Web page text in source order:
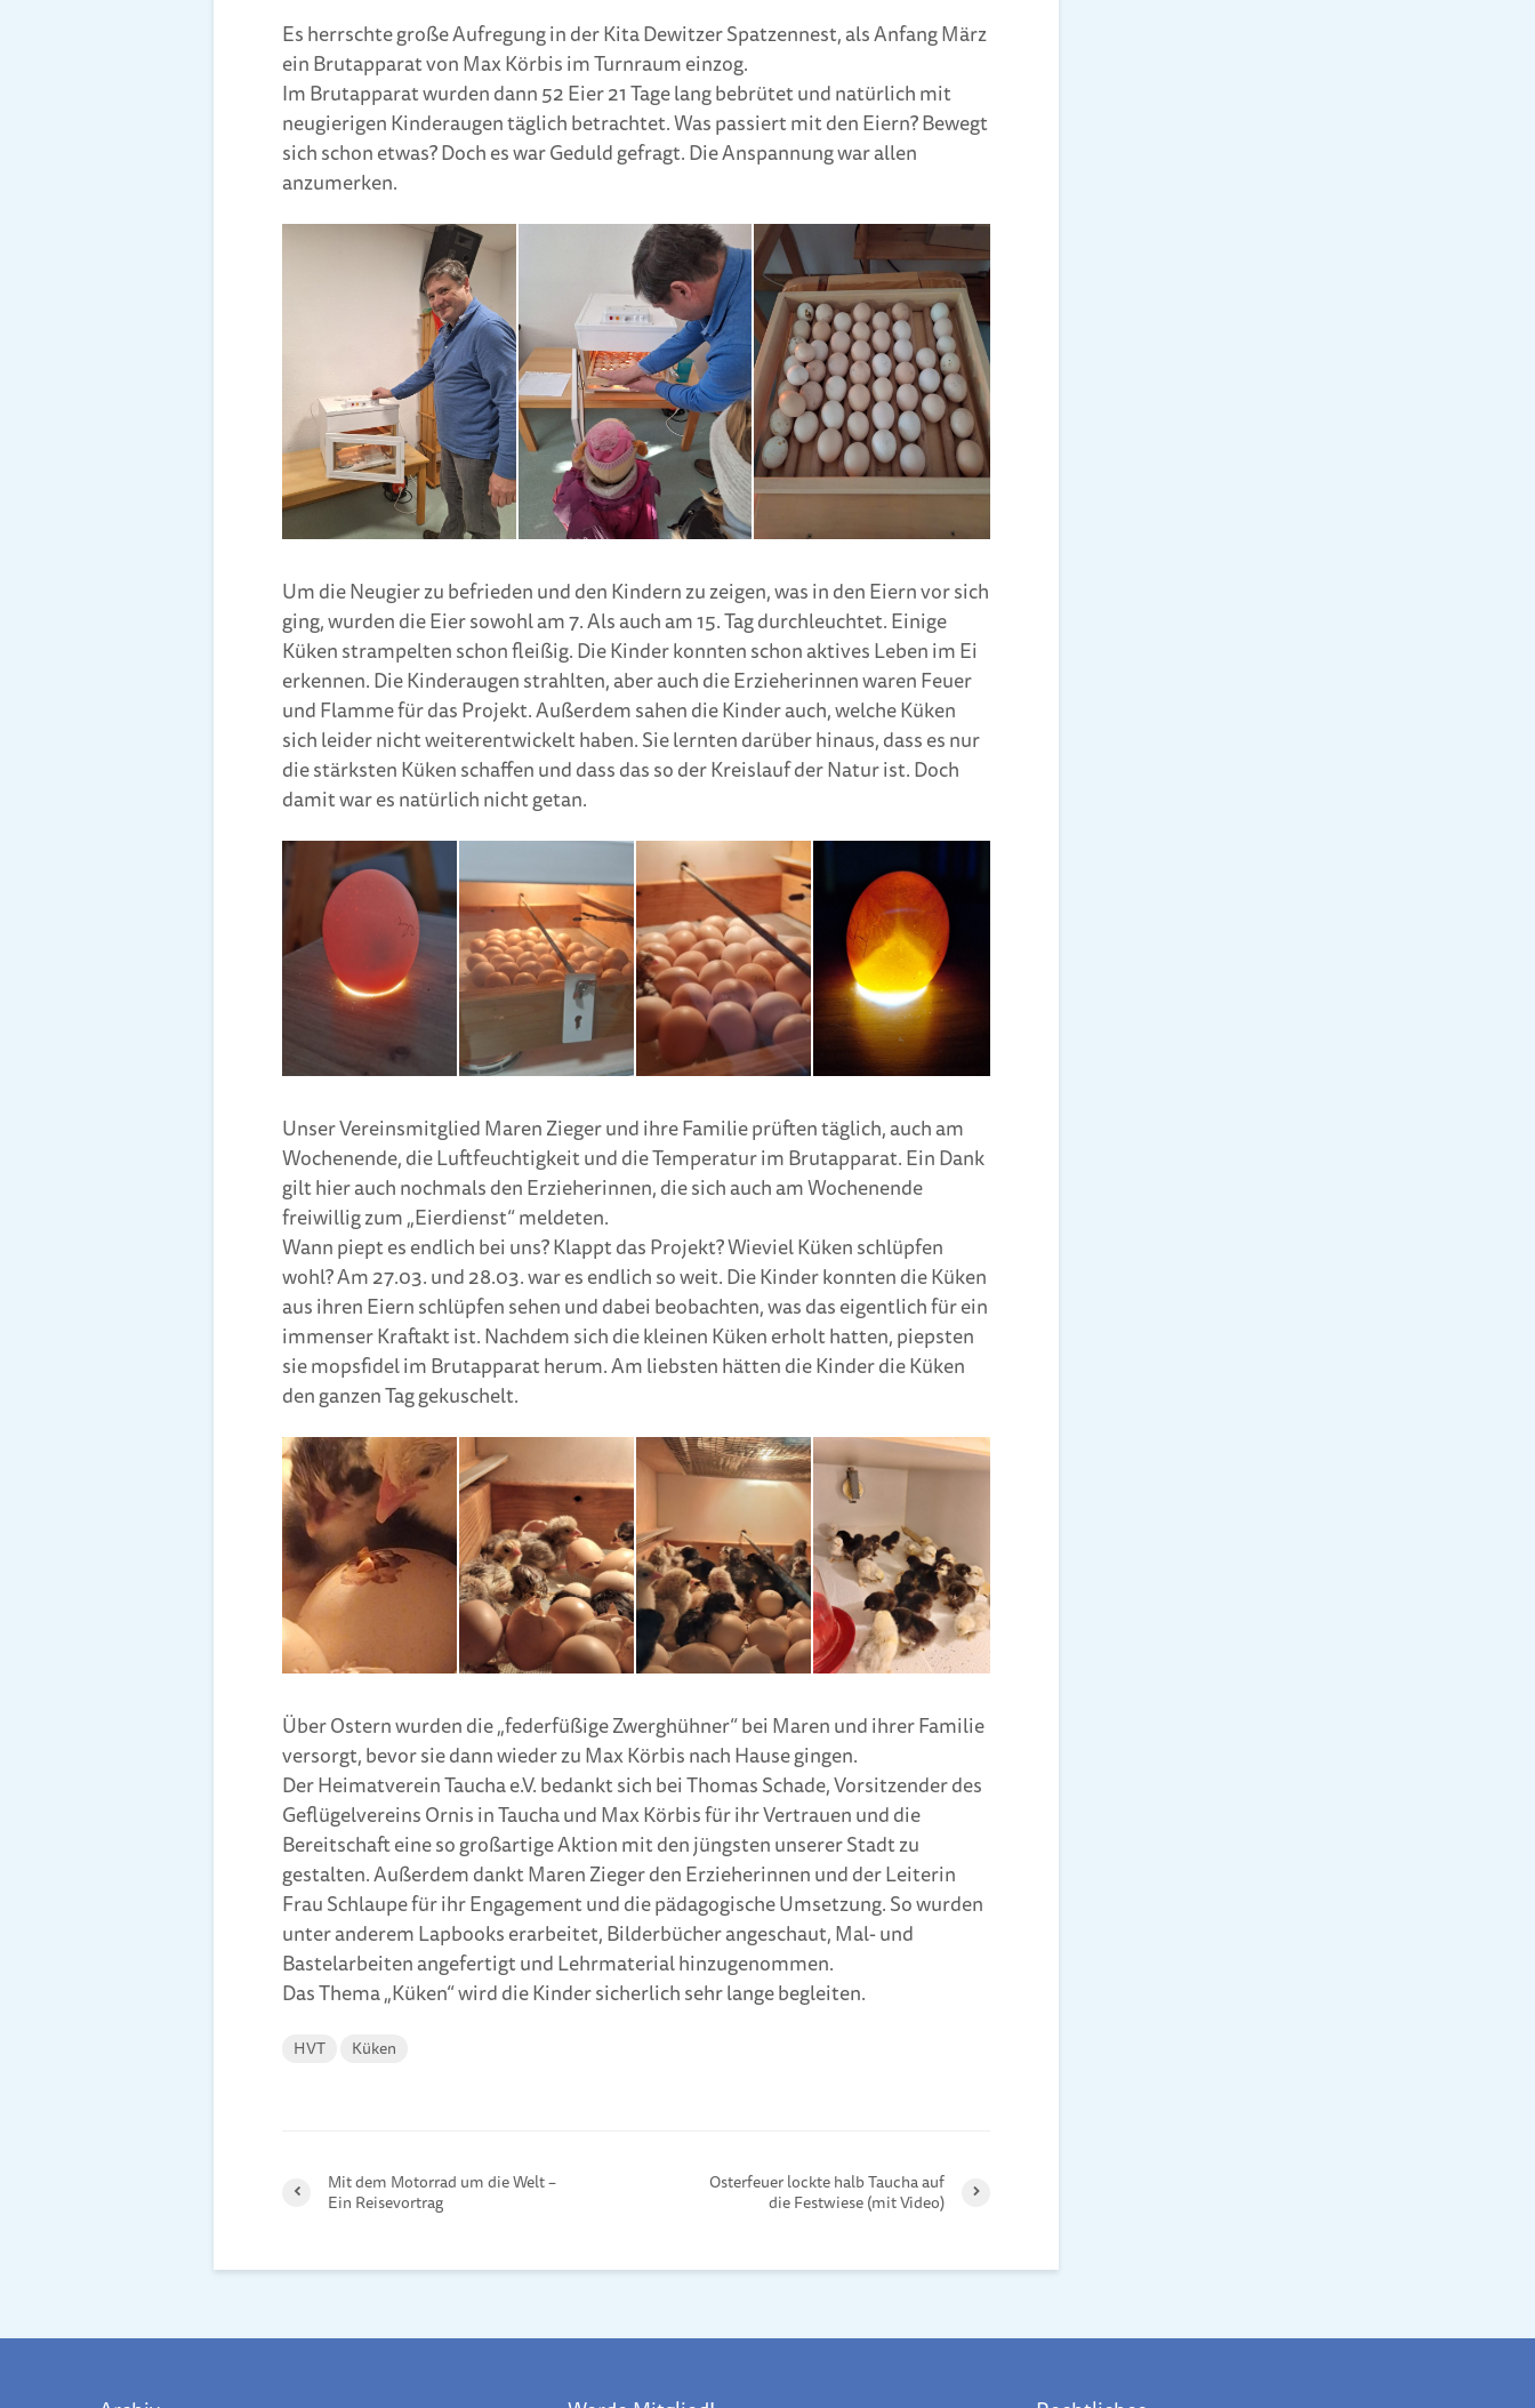
Es herrschte große Aufregung in der Kita Dewitzer Spatzennest, als Anfang März
ein Brutapparat von Max Körbis im Turnraum einzog.
Im Brutapparat wurden dann 52 Eier 21 Tage lang bebrütet und natürlich mit
neugierigen Kinderaugen täglich betrachtet. Was passiert mit den Eiern? Bewegt
sich schon etwas? Doch es war Geduld gefragt. Die Anspannung war allen
anzumerken.
Um die Neugier zu befrieden und den Kindern zu zeigen, was in den Eiern vor sich
ging, wurden die Eier sowohl am 7. Als auch am 15. Tag durchleuchtet. Einige
Küken strampelten schon fleißig. Die Kinder konnten schon aktives Leben im Ei
erkennen. Die Kinderaugen strahlten, aber auch die Erzieherinnen waren Feuer
und Flamme für das Projekt. Außerdem sahen die Kinder auch, welche Küken
sich leider nicht weiterentwickelt haben. Sie lernten darüber hinaus, dass es nur
die stärksten Küken schaffen und dass das so der Kreislauf der Natur ist. Doch
damit war es natürlich nicht getan.
Unser Vereinsmitglied Maren Zieger und ihre Familie prüften täglich, auch am
Wochenende, die Luftfeuchtigkeit und die Temperatur im Brutapparat. Ein Dank
gilt hier auch nochmals den Erzieherinnen, die sich auch am Wochenende
freiwillig zum „Eierdienst“ meldeten.
Wann piept es endlich bei uns? Klappt das Projekt? Wieviel Küken schlüpfen
wohl? Am 27.03. und 28.03. war es endlich so weit. Die Kinder konnten die Küken
aus ihren Eiern schlüpfen sehen und dabei beobachten, was das eigentlich für ein
immenser Kraftakt ist. Nachdem sich die kleinen Küken erholt hatten, piepsten
sie mopsfidel im Brutapparat herum. Am liebsten hätten die Kinder die Küken
den ganzen Tag gekuschelt.
Über Ostern wurden die „federfüßige Zwerghühner“ bei Maren und ihrer Familie
versorgt, bevor sie dann wieder zu Max Körbis nach Hause gingen.
Der Heimatverein Taucha e.V. bedankt sich bei Thomas Schade, Vorsitzender des
Geflügelvereins Ornis in Taucha und Max Körbis für ihr Vertrauen und die
Bereitschaft eine so großartige Aktion mit den jüngsten unserer Stadt zu
gestalten. Außerdem dankt Maren Zieger den Erzieherinnen und der Leiterin
Frau Schlaupe für ihr Engagement und die pädagogische Umsetzung. So wurden
unter anderem Lapbooks erarbeitet, Bilderbücher angeschaut, Mal- und
Bastelarbeiten angefertigt und Lehrmaterial hinzugenommen.
Das Thema „Küken“ wird die Kinder sicherlich sehr lange begleiten.
HVT Küken
Mit dem Motorrad um die Welt –
Ein Reisevortrag
Osterfeuer lockte halb Taucha auf
die Festwiese (mit Video)